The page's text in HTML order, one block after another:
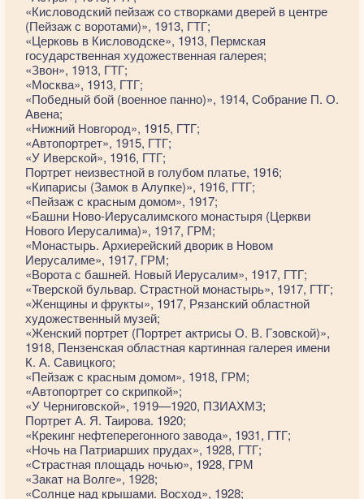
«Кисловодский пейзаж со створками дверей в центре
(Пейзаж с воротами)», 1913, ГТГ;
«Церковь в Кисловодске», 1913, Пермская
государственная художественная галерея;
«Звон», 1913, ГТГ;
«Москва», 1913, ГТГ;
«Победный бой (военное панно)», 1914, Собрание П. О.
Авена;
«Нижний Новгород», 1915, ГТГ;
«Автопортрет», 1915, ГТГ;
«У Иверской», 1916, ГТГ;
Портрет неизвестной в голубом платье, 1916;
«Кипарисы (Замок в Алупке)», 1916, ГТГ;
«Пейзаж с красным домом», 1917;
«Башни Ново-Иерусалимского монастыря (Церкви
Нового Иерусалима)», 1917, ГРМ;
«Монастырь. Архиерейский дворик в Новом
Иерусалиме», 1917, ГРМ;
«Ворота с башней. Новый Иерусалим», 1917, ГТГ;
«Тверской бульвар. Страстной монастырь», 1917, ГТГ;
«Женщины и фрукты», 1917, Рязанский областной
художественный музей;
«Женский портрет (Портрет актрисы О. В. Гзовской)»,
1918, Пензенская областная картинная галерея имени
К. А. Савицкого;
«Пейзаж с красным домом», 1918, ГРМ;
«Автопортрет со скрипкой»;
«У Черниговской», 1919—1920, ПЗИАХМЗ;
Портрет А. Я. Таирова. 1920;
«Крекинг нефтеперегонного завода», 1931, ГТГ;
«Ночь на Патриарших прудах», 1928, ГТГ;
«Страстная площадь ночью», 1928, ГРМ
«Закат на Волге», 1928;
«Солнце над крышами. Восход», 1928;